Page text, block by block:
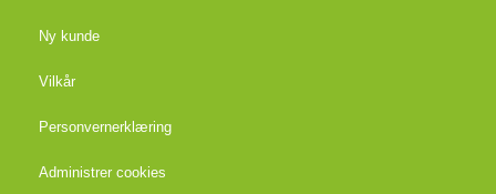
Ny kunde
Vilkår
Personvernerklæring
Administrer cookies